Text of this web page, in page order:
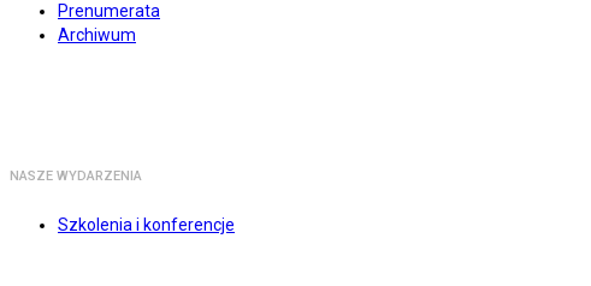
Prenumerata
Archiwum
NASZE WYDARZENIA
Szkolenia i konferencje